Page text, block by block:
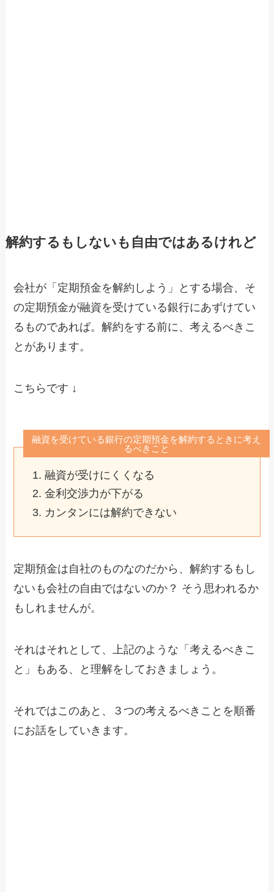
解約するもしないも自由ではあるけれど
会社が「定期預金を解約しよう」とする場合、そ
の定期預金が融資を受けている銀行にあずけてい
るものであれば。解約をする前に、考えるべきこ
とがあります。
こちらです ↓
融資を受けている銀行の定期預金を解約するときに考え
るべきこと
融資が受けにくくなる
金利交渉力が下がる
カンタンには解約できない
定期預金は自社のものなのだから、解約するもし
ないも会社の自由ではないのか？ そう思われるか
もしれませんが。
それはそれとして、上記のような「考えるべきこ
と」もある、と理解をしておきましょう。
それではこのあと、３つの考えるべきことを順番
にお話をしていきます。